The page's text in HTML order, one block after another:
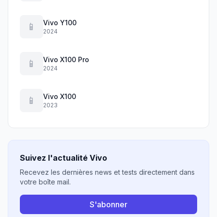
📱 Vivo Y100
2024
📱 Vivo X100 Pro
2024
📱 Vivo X100
2023
Suivez l'actualité Vivo
Recevez les dernières news et tests directement dans
votre boîte mail.
S'abonner